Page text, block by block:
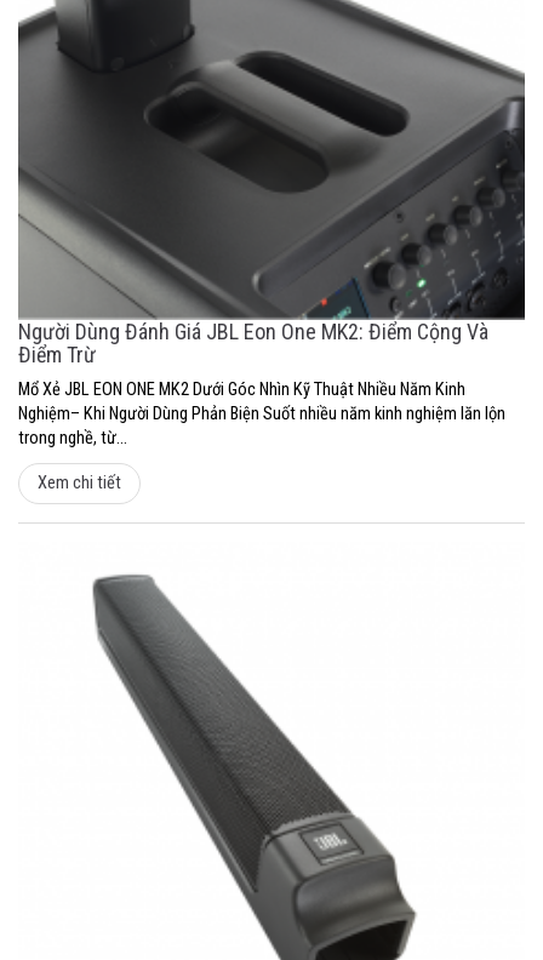
Người Dùng Đánh Giá JBL Eon One MK2: Điểm Cộng Và
Điểm Trừ
Mổ Xẻ JBL EON ONE MK2 Dưới Góc Nhìn Kỹ Thuật Nhiều Năm Kinh
Nghiệm– Khi Người Dùng Phản Biện Suốt nhiều năm kinh nghiệm lăn lộn
trong nghề, từ...
Xem chi tiết